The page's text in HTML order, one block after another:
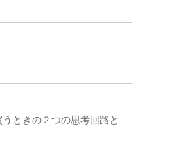
ときの２つの思考回路と